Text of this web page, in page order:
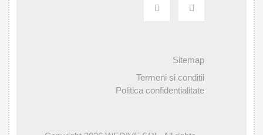
Sitemap
Termeni si conditii
Politica confidentialitate